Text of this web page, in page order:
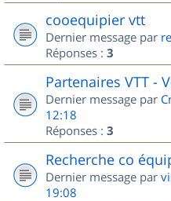
cooequipier vtt
Dernier message par
Réponses : 3
Partenaires VTT -
Dernier message par
12:18
Réponses : 3
Recherche co
Dernier message par
19:08